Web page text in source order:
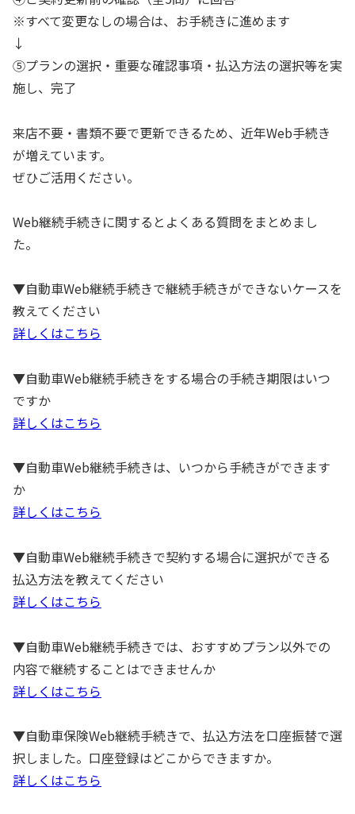
※すべて変更なしの場合は、お手続きに進めます
↓
⑤プランの選択・重要な確認事項・払込方法の選択等を実
施し、完了
来店不要・書類不要で更新できるため、近年Web手続き
が増えています。
ぜひご活用ください。
Web継続手続きに関するとよくある質問をまとめまし
た。
▼自動車Web継続手続きで継続手続きができないケースを
教えてください
詳しくはこちら
▼自動車Web継続手続きをする場合の手続き期限はいつ
ですか
詳しくはこちら
▼自動車Web継続手続きは、いつから手続きができます
か
詳しくはこちら
▼自動車Web継続手続きで契約する場合に選択ができる
払込方法を教えてください
詳しくはこちら
▼自動車Web継続手続きでは、おすすめプラン以外での
内容で継続することはできませんか
詳しくはこちら
▼自動車保険Web継続手続きで、払込方法を口座振替で選
択しました。口座登録はどこからできますか。
詳しくはこちら